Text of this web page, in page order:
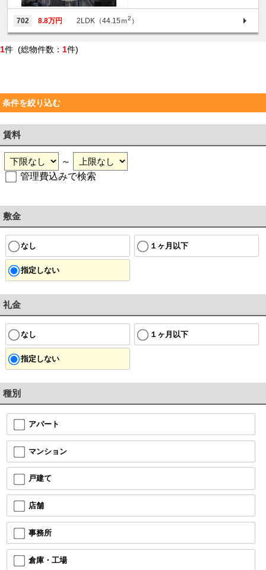
702 8.8万円 2LDK（44.15ｍ2 ）
1件 (総物件数： 1件)
条件を絞り込む
賃料
～
管理費込みで検索
敷金
なし １ヶ月以下
指定しない
礼金
なし １ヶ月以下
指定しない
種別
アパート
マンション
戸建て
店舗
事務所
倉庫・工場